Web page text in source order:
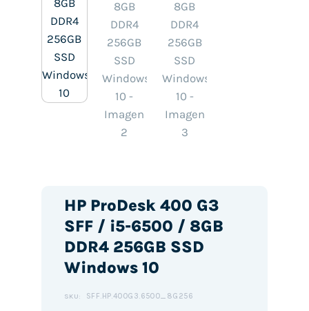
HP ProDesk 400 G3
SFF / i5-6500 / 8GB
DDR4 256GB SSD
Windows 10
SKU: SFF.HP.400G3.6500_8G256